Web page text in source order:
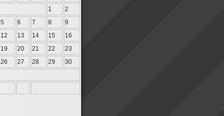
1
2
5 6 7 8
9
12 13 14 15
16
19 20 21 22
23
26 27 28 29
30